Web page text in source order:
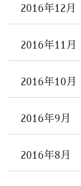
2016年12月
2016年11月
2016年10月
2016年9月
2016年8月